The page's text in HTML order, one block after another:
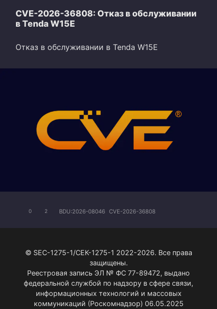
CVE-2026-36808: Отказ в обслуживании
в Tenda W15E
Отказ в обслуживании в Tenda W15E
0 2 BDU:2026-08046 CVE-2026-36808
© SEC-1275-1/СЕК-1275-1 2022-2026. Все права
защищены.
Реестровая запись ЭЛ № ФС 77-89472, выдано
федеральной службой по надзору в сфере связи,
информационных технологий и массовых
коммуникаций (Роскомнадзор) 06.05.2025